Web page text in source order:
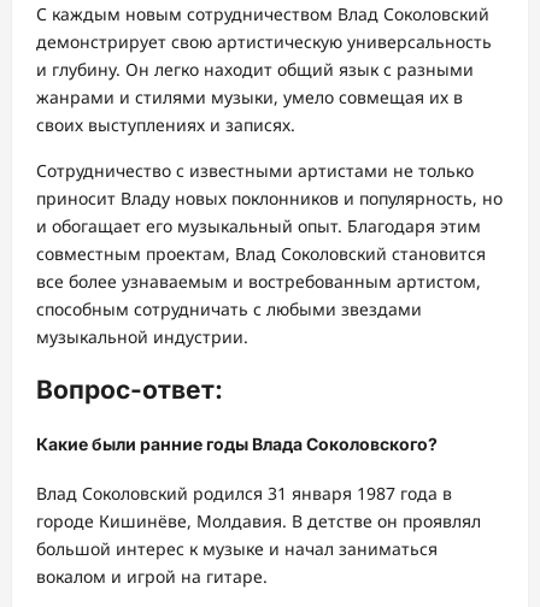
С каждым новым сотрудничеством Влад Соколовский
демонстрирует свою артистическую универсальность
и глубину. Он легко находит общий язык с разными
жанрами и стилями музыки, умело совмещая их в
своих выступлениях и записях.
Сотрудничество с известными артистами не только
приносит Владу новых поклонников и популярность, но
и обогащает его музыкальный опыт. Благодаря этим
совместным проектам, Влад Соколовский становится
все более узнаваемым и востребованным артистом,
способным сотрудничать с любыми звездами
музыкальной индустрии.
Вопрос-ответ:
Какие были ранние годы Влада Соколовского?
Влад Соколовский родился 31 января 1987 года в
городе Кишинёве, Молдавия. В детстве он проявлял
большой интерес к музыке и начал заниматься
вокалом и игрой на гитаре.